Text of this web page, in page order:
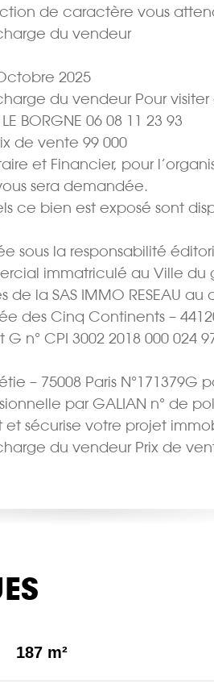
de caractère vous
du vendeur
2025
du vendeur Pour
BORGNE 06 08 11 23 93
de vente 99 000 
et Financier, pour
sera demandée.
ce bien est exposé sont
la responsabilité
immatriculé au Ville du
de la SAS IMMO RESEAU au
Cinq Continents – 44120
n° CPI 3002 2018 000 024
– 75008 Paris N°171379G
par GALIAN n° de
et sécurise votre projet
du vendeur Prix de
187 m²